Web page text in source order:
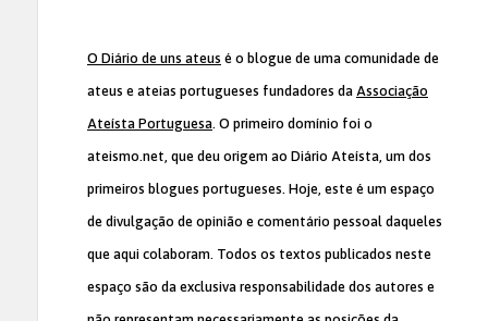
O Diário de uns ateus é o blogue de uma comunidade de
ateus e ateias portugueses fundadores da Associação
Ateísta Portuguesa. O primeiro domínio foi o
ateismo.net, que deu origem ao Diário Ateísta, um dos
primeiros blogues portugueses. Hoje, este é um espaço
de divulgação de opinião e comentário pessoal daqueles
que aqui colaboram. Todos os textos publicados neste
espaço são da exclusiva responsabilidade dos autores e